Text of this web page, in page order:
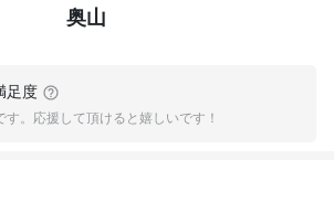
奥山
足度
。応援して頂けると嬉しいです！